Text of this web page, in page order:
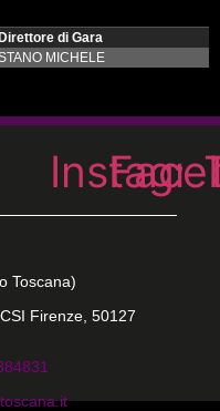
di Gara
MICHELE
Toscana)
Firenze, 50127